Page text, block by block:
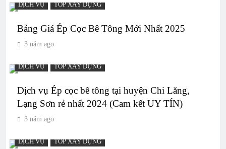
DỊCH VỤ TOP XÂY DỰNG
Bảng Giá Ép Cọc Bê Tông Mới Nhất 2025
3 năm ago
DỊCH VỤ TOP XÂY DỰNG
Dịch vụ Ép cọc bê tông tại huyện Chi Lăng,
Lạng Sơn rẻ nhất 2024 (Cam kết UY TÍN)
3 năm ago
DỊCH VỤ TOP XÂY DỰNG